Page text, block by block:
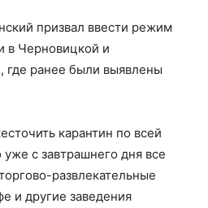
призвал ввести режим
в Черновицкой и
где ранее были выявлены
карантин по всей
с завтрашнего дня все
развлекательные
и другие заведения